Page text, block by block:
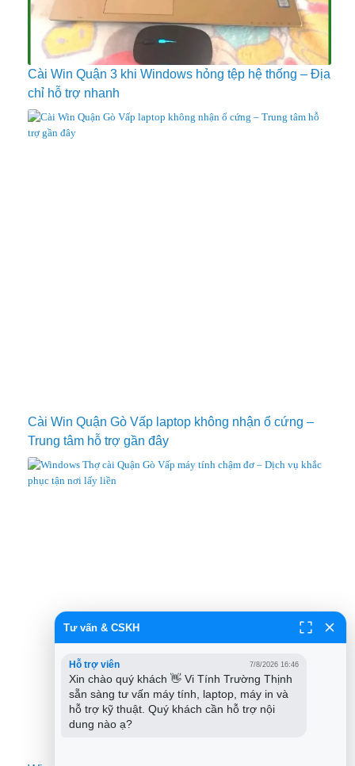
Cài Win Quận 3 khi Windows hỏng tệp hệ thống – Địa
chỉ hỗ trợ nhanh
Cài Win Quận Gò Vấp laptop không nhận ổ cứng –
Trung tâm hỗ trợ gần đây
Tư vấn & CSKH
Hỗ trợ viên 7/8/2026 16:46
Xin chào quý khách 👋 Vi Tính Trường Thịnh
sẵn sàng tư vấn máy tính, laptop, máy in và
hỗ trợ kỹ thuật. Quý khách cần hỗ trợ nội
dung nào ạ?